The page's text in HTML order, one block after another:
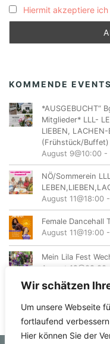
Wir schätzen
Um unsere Webseite
fortlaufend
Hier können Sie der
Hiermit akzeptiere
KOMMENDE EVENTS
*AUSGEBUCHT“
Mitglieder* LLL-
LIEBEN,
(Frühstück/Buffet)
August 9@10:00 -
NÖ/Sommerein
August 11@18:00 -
Female Dancehall
August 11@19:00 -
Mein Lila Fest
August 12@08:00